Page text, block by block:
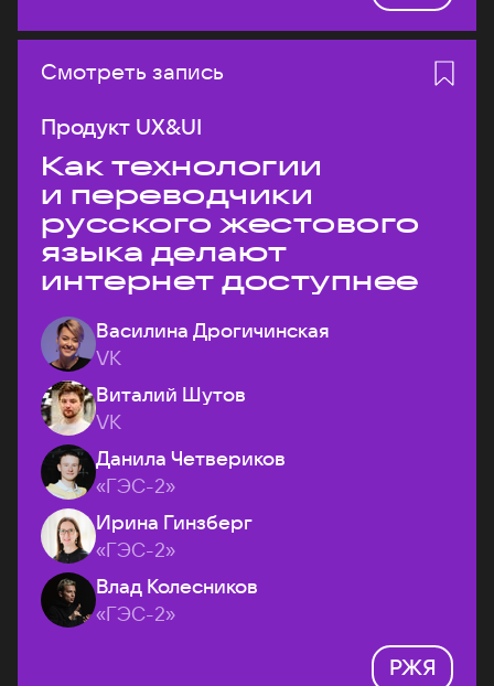
Смотреть запись
Продукт UX&UI
Как технологии
и переводчики
русского жестового
языка делают
интернет доступнее
Василина Дрогичинская
VK
Виталий Шутов
VK
Данила Четвериков
«ГЭС-2»
Ирина Гинзберг
«ГЭС-2»
Влад Колесников
«ГЭС-2»
РЖЯ